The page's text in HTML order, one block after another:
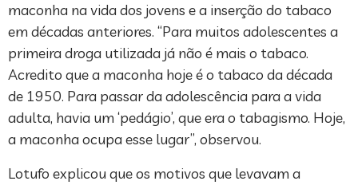
maconha na vida dos jovens e a inserção do tabaco
em décadas anteriores. “Para muitos adolescentes a
primeira droga utilizada já não é mais o tabaco.
Acredito que a maconha hoje é o tabaco da década
de 1950. Para passar da adolescência para a vida
adulta, havia um ‘pedágio’, que era o tabagismo. Hoje,
a maconha ocupa esse lugar”, observou.
Lotufo explicou que os motivos que levavam a